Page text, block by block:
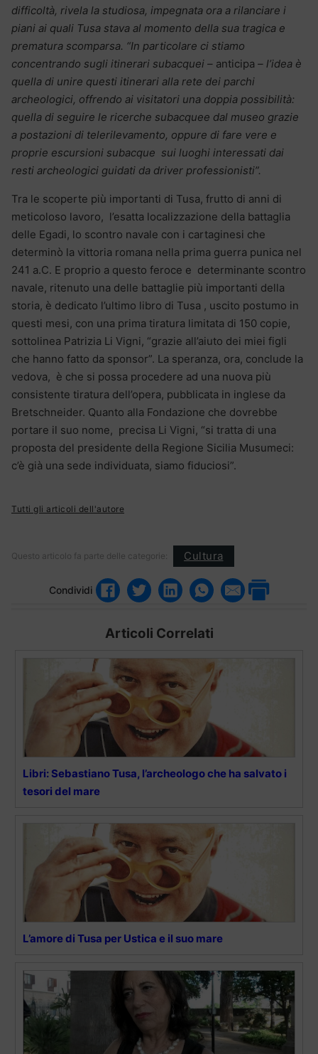
difficoltà, rivela la studiosa, impegnata ora a rilanciare i
piani ai quali Tusa stava al momento della sua tragica e
prematura scomparsa. “In particolare ci stiamo
concentrando sugli itinerari subacquei – anticipa – l’idea è
quella di unire questi itinerari alla rete dei parchi
archeologici, offrendo ai visitatori una doppia possibilità:
quella di seguire le ricerche subacquee dal museo grazie
a postazioni di telerilevamento, oppure di fare vere e
proprie escursioni subacque sui luoghi interessati dai
resti archeologici guidati da driver professionisti”.
Tra le scoperte più importanti di Tusa, frutto di anni di
meticoloso lavoro, l’esatta localizzazione della battaglia
delle Egadi, lo scontro navale con i cartaginesi che
determinò la vittoria romana nella prima guerra punica nel
241 a.C. E proprio a questo feroce e determinante scontro
navale, ritenuto una delle battaglie più importanti della
storia, è dedicato l’ultimo libro di Tusa , uscito postumo in
questi mesi, con una prima tiratura limitata di 150 copie,
sottolinea Patrizia Li Vigni, “grazie all’aiuto dei miei figli
che hanno fatto da sponsor”. La speranza, ora, conclude la
vedova, è che si possa procedere ad una nuova più
consistente tiratura dell’opera, pubblicata in inglese da
Bretschneider. Quanto alla Fondazione che dovrebbe
portare il suo nome, precisa Li Vigni, “si tratta di una
proposta del presidente della Regione Sicilia Musumeci:
c’è già una sede individuata, siamo fiduciosi”.
Tutti gli articoli dell'autore
Questo articolo fa parte delle categorie: Cultura
Condividi
Articoli Correlati
Libri: Sebastiano Tusa, l’archeologo che ha salvato i
tesori del mare
L’amore di Tusa per Ustica e il suo mare